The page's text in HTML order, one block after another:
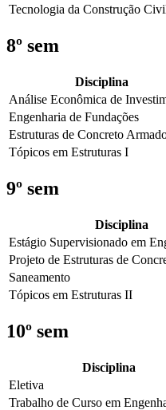
Tecnologia da Construção
8º sem
Disciplina
Análise Econômica de
Engenharia de Fundações
Estruturas de Concreto
Tópicos em Estruturas I
9º sem
Disciplina
Estágio Supervisionado em
Projeto de Estruturas de
Saneamento
Tópicos em Estruturas II
10º sem
Disciplina
Eletiva
Trabalho de Curso em